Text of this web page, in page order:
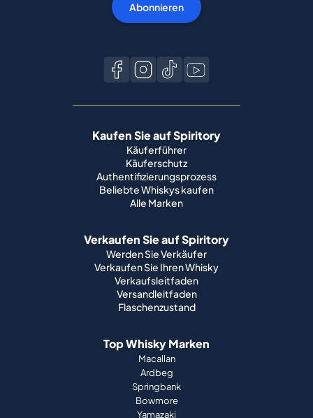
Abonnieren
Kaufen Sie auf Spiritory
Käuferführer
Käuferschutz
Authentifizierungsprozess
Beliebte Whiskys kaufen
Alle Marken
Verkaufen Sie auf Spiritory
Werden Sie Verkäufer
Verkaufen Sie Ihren Whisky
Verkaufsleitfaden
Versandleitfaden
Flaschenzustand
Top Whisky Marken
Macallan
Ardbeg
Springbank
Bowmore
Yamazaki